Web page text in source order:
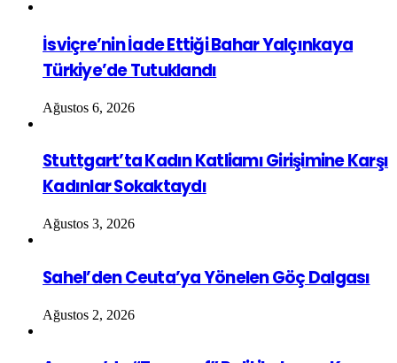
İsviçre’nin İade Ettiği Bahar Yalçınkaya
Türkiye’de Tutuklandı
Ağustos 6, 2026
Stuttgart’ta Kadın Katliamı Girişimine Karşı
Kadınlar Sokaktaydı
Ağustos 3, 2026
Sahel’den Ceuta’ya Yönelen Göç Dalgası
Ağustos 2, 2026